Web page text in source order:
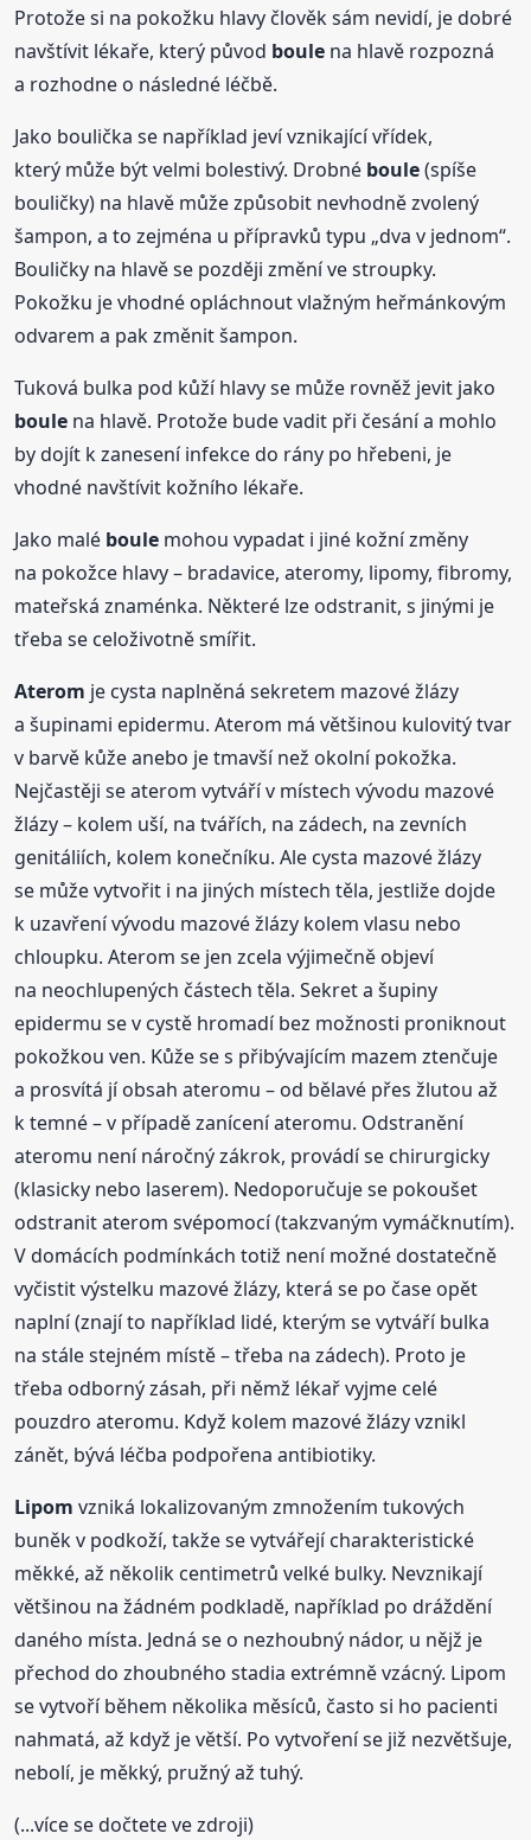
Protože si na pokožku hlavy člověk sám nevidí, je dobré
navštívit lékaře, který původ boule na hlavě rozpozná
a rozhodne o následné léčbě.
Jako boulička se například jeví vznikající vřídek,
který může být velmi bolestivý. Drobné boule(spíše
bouličky) na hlavě může způsobit nevhodně zvolený
šampon, a to zejména u přípravků typu „dva v jednom“.
Bouličky na hlavě se později změní ve stroupky.
Pokožku je vhodné opláchnout vlažným heřmánkovým
odvarem a pak změnit šampon.
Tuková bulka pod kůží hlavy se může rovněž jevit jako
boule na hlavě. Protože bude vadit při česání a mohlo
by dojít k zanesení infekce do rány po hřebeni, je
vhodné navštívit kožního lékaře.
Jako malé boule mohou vypadat i jiné kožní změny
na pokožce hlavy – bradavice, ateromy, lipomy, fibromy,
mateřská znaménka. Některé lze odstranit, s jinými je
třeba se celoživotně smířit.
Aterom je cysta naplněná sekretem mazové žlázy
a šupinami epidermu. Aterom má většinou kulovitý tvar
v barvě kůže anebo je tmavší než okolní pokožka.
Nejčastěji se aterom vytváří v místech vývodu mazové
žlázy – kolem uší, na tvářích, na zádech, na zevních
genitáliích, kolem konečníku. Ale cysta mazové žlázy
se může vytvořit i na jiných místech těla, jestliže dojde
k uzavření vývodu mazové žlázy kolem vlasu nebo
chloupku. Aterom se jen zcela výjimečně objeví
na neochlupených částech těla. Sekret a šupiny
epidermu se v cystě hromadí bez možnosti proniknout
pokožkou ven. Kůže se s přibývajícím mazem ztenčuje
a prosvítá jí obsah ateromu – od bělavé přes žlutou až
k temné – v případě zanícení ateromu. Odstranění
ateromu není náročný zákrok, provádí se chirurgicky
(klasicky nebo laserem). Nedoporučuje se pokoušet
odstranit aterom svépomocí (takzvaným vymáčknutím).
V domácích podmínkách totiž není možné dostatečně
vyčistit výstelku mazové žlázy, která se po čase opět
naplní (znají to například lidé, kterým se vytváří bulka
na stále stejném místě – třeba na zádech). Proto je
třeba odborný zásah, při němž lékař vyjme celé
pouzdro ateromu. Když kolem mazové žlázy vznikl
zánět, bývá léčba podpořena antibiotiky.
Lipom vzniká lokalizovaným zmnožením tukových
buněk v podkoží, takže se vytvářejí charakteristické
měkké, až několik centimetrů velké bulky. Nevznikají
většinou na žádném podkladě, například po dráždění
daného místa. Jedná se o nezhoubný nádor, u nějž je
přechod do zhoubného stadia extrémně vzácný. Lipom
se vytvoří během několika měsíců, často si ho pacienti
nahmatá, až když je větší. Po vytvoření se již nezvětšuje,
nebolí, je měkký, pružný až tuhý.
(...více se dočtete ve zdroji)